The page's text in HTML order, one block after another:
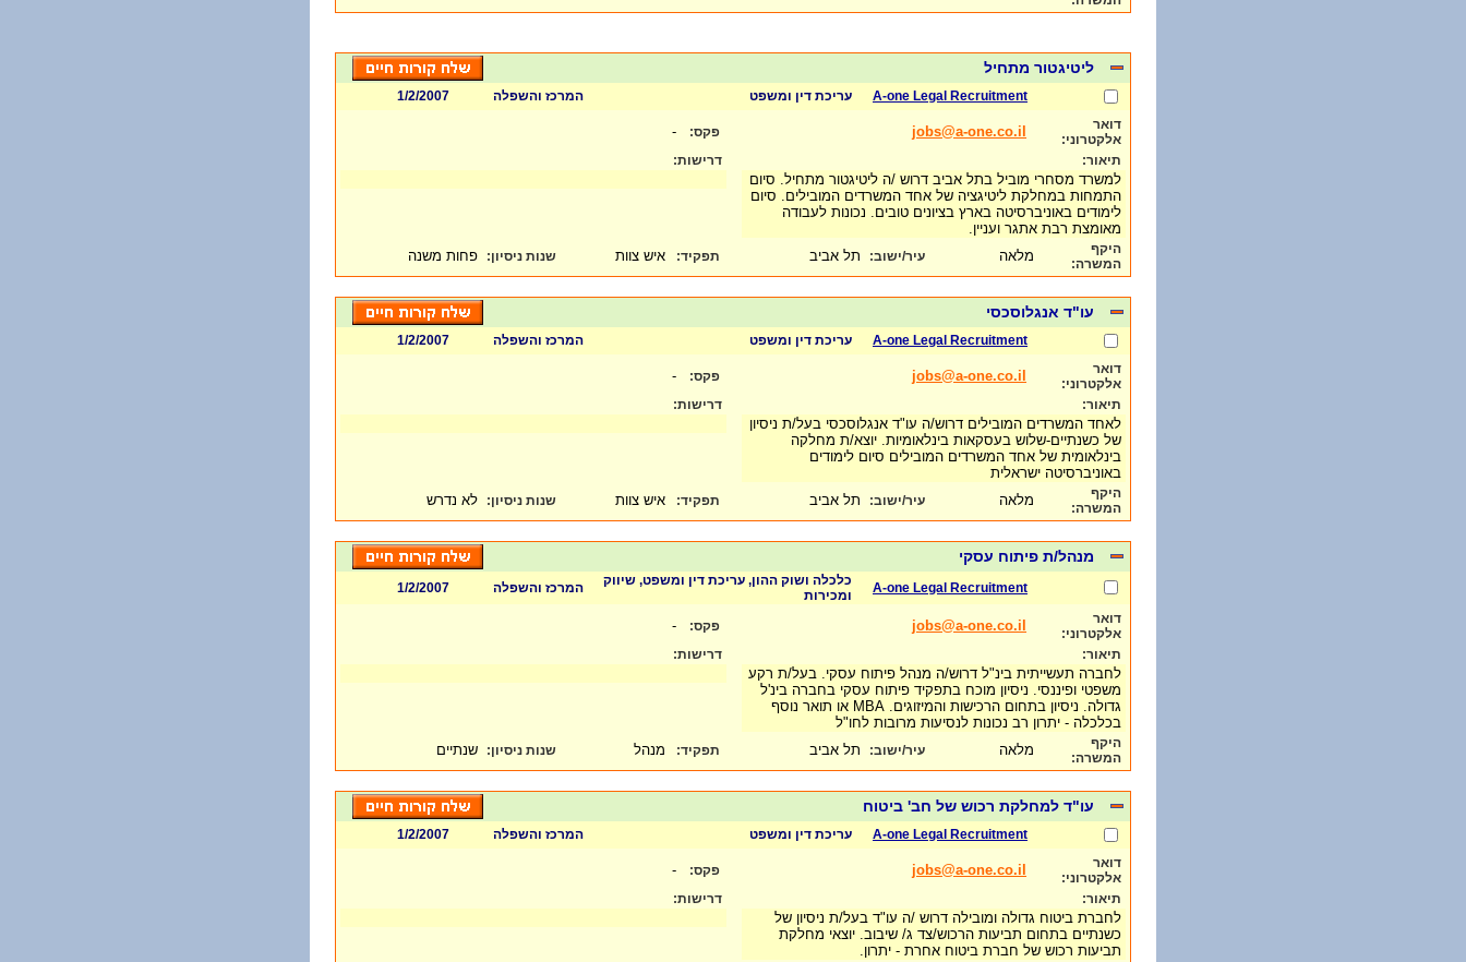
ליטיגטור מתחיל
A-one Legal Recruitment עריכת דין ומשפט המרכז והשפלה
1/2/2007
דואר
אלקטרוני:
jobs@a-one.co.il פקס: -
תיאור:
למשרד מסחרי מוביל בתל אביב דרוש /ה ליטיגטור מתחיל. סיום
התמחות במחלקת ליטיגציה של אחד המשרדים המובילים. סיום
לימודים באוניברסיטה בארץ בציונים טובים. נכונות לעבודה
מאומצת רבת אתגר ועניין.
דרישות:
היקף
המשרה:
מלאה עיר/ישוב: תל אביב תפקיד: איש צוות שנות ניסיון: פחות משנה
עו"ד אנגלוסכסי
A-one Legal Recruitment עריכת דין ומשפט המרכז והשפלה
1/2/2007
דואר
אלקטרוני:
jobs@a-one.co.il פקס: -
תיאור:
לאחד המשרדים המובילים דרוש/ה עו"ד אנגלוסכסי בעל/ת ניסיון
של כשנתיים-שלוש בעסקאות בינלאומיות. יוצא/ת מחלקה
בינלאומית של אחד המשרדים המובילים סיום לימודים
באוניברסיטה ישראלית
דרישות:
היקף
המשרה:
מלאה עיר/ישוב: תל אביב תפקיד: איש צוות שנות ניסיון: לא נדרש
מנהל/ת פיתוח עסקי
A-one Legal Recruitment
כלכלה ושוק ההון, עריכת דין ומשפט, שיווק
ומכירות
המרכז והשפלה
1/2/2007
דואר
אלקטרוני:
jobs@a-one.co.il פקס: -
תיאור:
לחברה תעשייתית בינ"ל דרוש/ה מנהל פיתוח עסקי. בעל/ת רקע
משפטי ופיננסי. ניסיון מוכח בתפקיד פיתוח עסקי בחברה בינ'ל
גדולה. ניסיון בתחום הרכישות והמיזוגים. MBA או תואר נוסף
בכלכלה - יתרון רב נכונות לנסיעות מרובות לחו"ל
דרישות:
היקף
המשרה:
מלאה עיר/ישוב: תל אביב תפקיד: מנהל שנות ניסיון: שנתיים
עו"ד למחלקת רכוש של חב' ביטוח
A-one Legal Recruitment עריכת דין ומשפט המרכז והשפלה
1/2/2007
דואר
אלקטרוני:
jobs@a-one.co.il פקס: -
תיאור:
לחברת ביטוח גדולה ומובילה דרוש /ה עו"ד בעל/ת ניסיון של
כשנתיים בתחום תביעות הרכוש/צד ג/ שיבוב. יוצאי מחלקת
תביעות רכוש של חברת ביטוח אחרת - יתרון.
דרישות: